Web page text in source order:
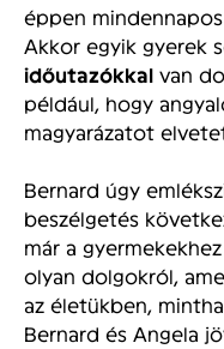
éppen
Akkor egyik gyerek
időutazókkal van
például, hogy
magyarázatot
Bernard úgy
beszélgetés
már a
olyan dolgokról,
az életükben,
Bernard és Angela